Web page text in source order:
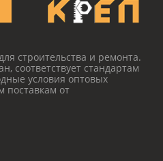
строительства и ремонта.
соответствует стандартам
условия оптовых
поставкам от